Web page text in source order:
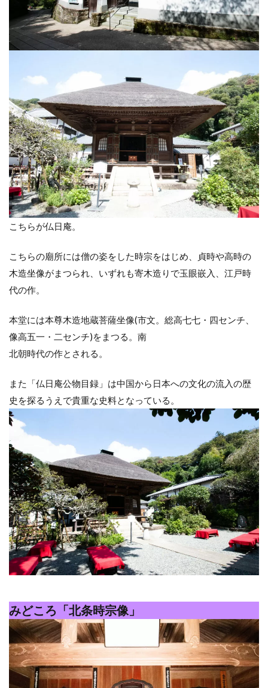
こちらが仏日庵。
こちらの廟所には僧の姿をした時宗をはじめ、貞時や高時の
木造坐像がまつられ、いずれも寄木造りで玉眼嵌入、江戸時
代の作。
本堂には本尊木造地蔵菩薩坐像(市文。総高七七・四センチ、
像高五一・二センチ)をまつる。南
北朝時代の作とされる。
また「仏日庵公物目録」は中国から日本への文化の流入の歴
史を探るうえで貴重な史料となっている。
みどころ「北条時宗像」